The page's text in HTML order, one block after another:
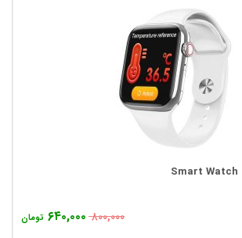
۸۰۰,۰۰۰ ۶۴۰,۰۰۰ تومان